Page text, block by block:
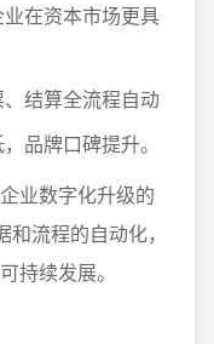
在资本市场更具
结算全流程自动
品牌口碑提升。
业数字化升级的
流程的自动化，
持续发展。